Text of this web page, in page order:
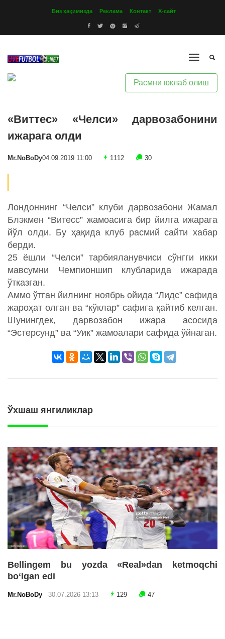
Биз ҳақимизда Реклама Контакт Х-сайт
Расмни юклаб олиш
«Виттес» «Челси» дарвозабонини
ижарага олди
Mr.NoBoDy04.09.2019 11:00 1112 30
Лондоннинг “Челси” клуби дарвозабони Жамал
Блэкмен “Витесс” жамоасига бир йилга ижарага
йўл олди. Бу ҳақида клуб расмий сайти хабар
берди.
25 ёшли “Челси” тарбияланувчиси сўнгги икки
мавсумни Чемпионшип клубларида ижарада
ўтказган.
Аммо ўтган йилнинг ноябрь ойида “Лидс” сафида
жароҳат олган ва “кўклар” сафига қайтиб келган.
Шунингдек, дарвозабон ижара асосида
“Эстерсунд” ва “Уик” жамоалари сафида ўйнаган.
Ўхшаш янгиликлар
Bellingem bu yozda «Real»dan ketmoqchi
bo‘lgan edi
Mr.NoBoDy 30.07.2026 13:13 129 47